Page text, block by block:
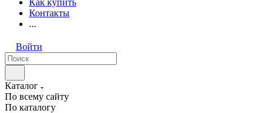
Как купить
Контакты
...
Войти
Каталог
По всему сайту
По каталогу